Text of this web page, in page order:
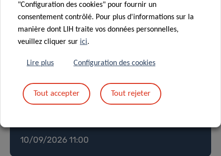
The impact of alcohol on the global
burden of cancer: evidence and
estimates from epidemiological
studies
EPIDEMIOLOGY & PREVENTION
10/09/2026 11:00
"Configuration des cookies" pour fournir un
consentement contrôlé. Pour plus d'informations sur la
manière dont LIH traite vos données personnelles,
veuillez cliquer sur ici.
Lire plus Configuration des cookies
Tout accepter Tout rejeter